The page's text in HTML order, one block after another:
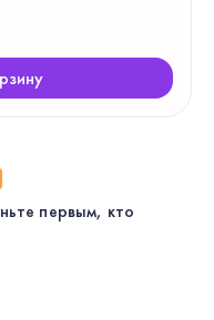
первым, кто